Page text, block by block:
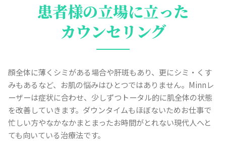
患者様の立場に立った
カウンセリング
顔全体に薄くシミがある場合や肝斑もあり、更にシミ・くす
みもあるなど、お肌の悩みはひとつではありません。Minnレ
ーザーは症状に合わせ、少しずつトータル的に肌全体の状態
を改善していきます。ダウンタイムもほぼないためお仕事で
忙しい方やなかなかまとまったお時間がとれない現代人へと
ても向いている治療法です。